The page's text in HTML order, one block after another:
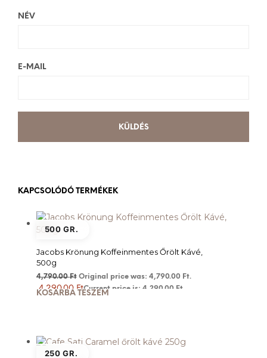
NÉV
E-MAIL
KAPCSOLÓDÓ TERMÉKEK
500 GR.
Jacobs Krönung Koffeinmentes Őrölt Kávé,
500g
4,790.00Ft Original price was: 4,790.00 Ft.
4,290.00 FtCurrent price is: 4,290.00 Ft.
KOSÁRBA TESZEM
250 GR.